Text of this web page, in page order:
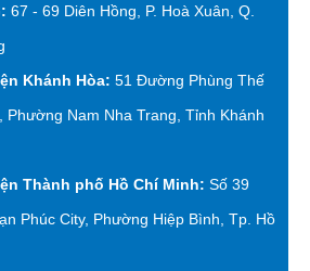
67 - 69 Diên Hồng, P. Hoà Xuân, Q.
Khánh Hòa: 51 Đường Phùng Thế
Phường Nam Nha Trang, Tỉnh Khánh
Thành phố Hồ Chí Minh: Số 39
Phúc City, Phường Hiệp Bình, Tp. Hồ